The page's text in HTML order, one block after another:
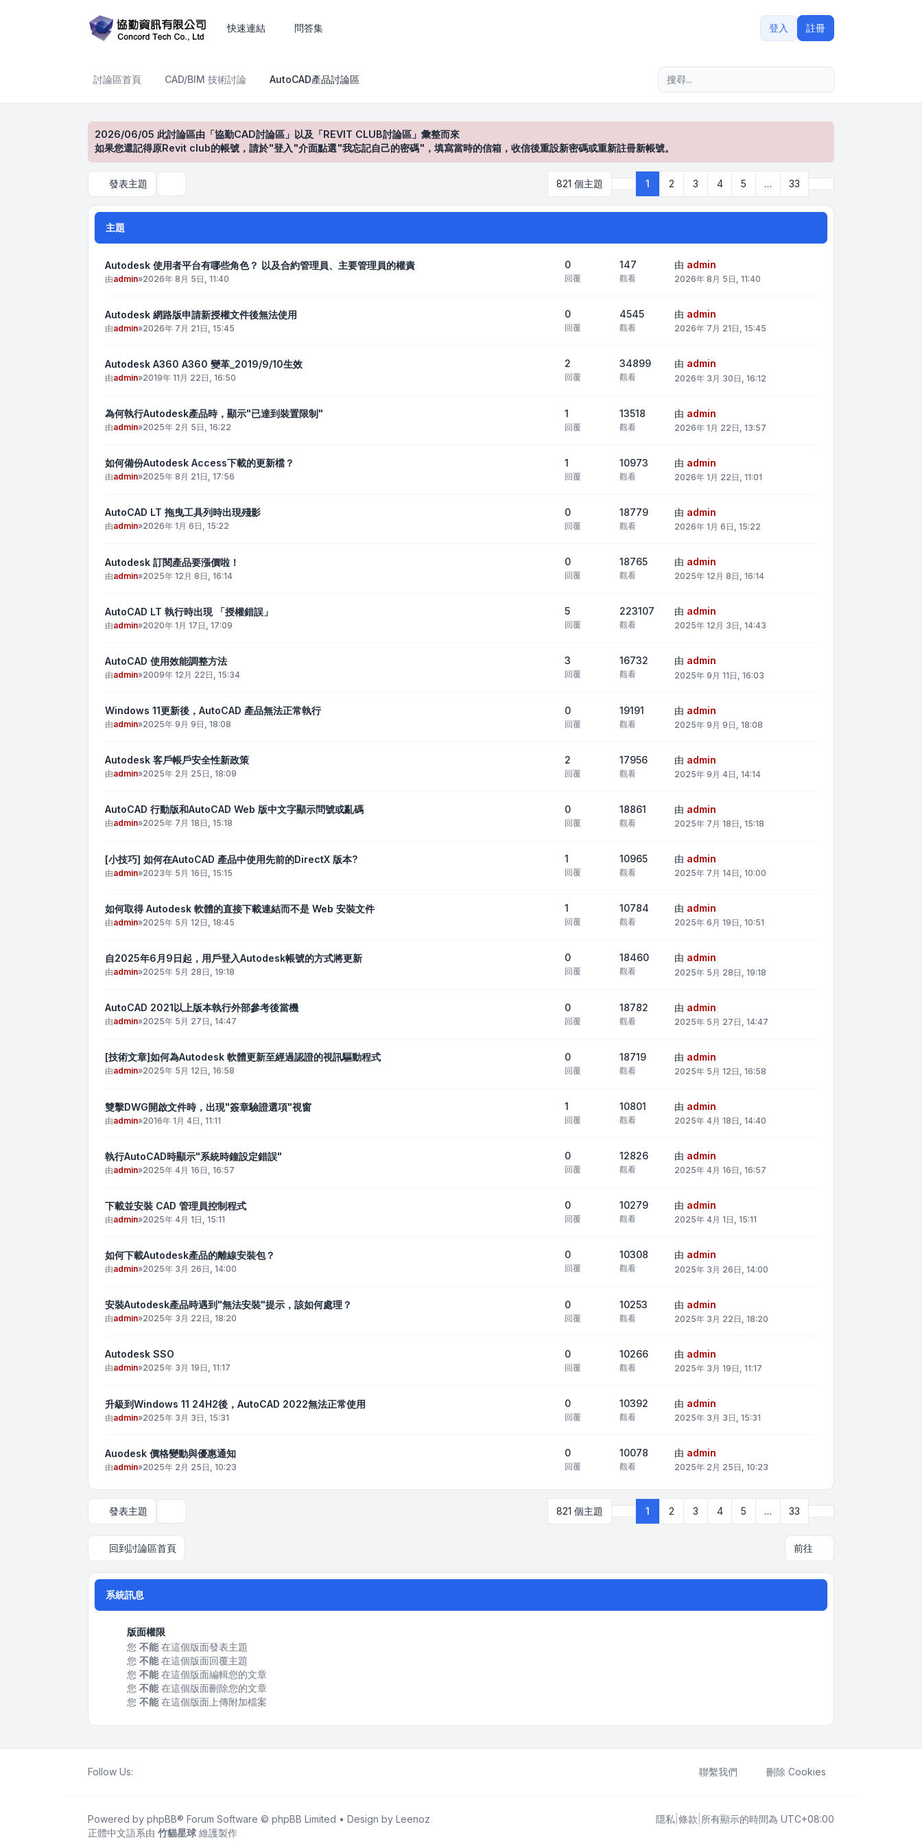
快速連結 問答集 登入 註冊
討論區首頁 CAD/BIM 技術討論 AutoCAD產品討論區
2026/06/05 此討論區由「協勤CAD討論區」以及「REVIT CLUB討論區」彙整而來
如果您還記得原Revit club的帳號，請於"登入"介面點選"我忘記自己的密碼"，填寫當時的信箱，收信後重設新密碼或重新註冊新帳號。
發表主題 821 個主題 第1 頁 (共 33 頁)
1 2 3 4 5 … 33
主題
Autodesk 使用者平台有哪些角色？ 以及合約管理員、主要管理員的權責
由admin»2026年 8月 5日, 11:40
0
回覆
147
觀看
由 admin
2026年 8月 5日, 11:40
Autodesk 網路版申請新授權文件後無法使用
由admin»2026年 7月 21日, 15:45
0
回覆
4545
觀看
由 admin
2026年 7月 21日, 15:45
Autodesk A360 A360 變革_2019/9/10生效
由admin»2019年 11月 22日, 16:50
2
回覆
34899
觀看
由 admin
2026年 3月 30日, 16:12
為何執行Autodesk產品時，顯示"已達到裝置限制"
由admin»2025年 2月 5日, 16:22
1
回覆
13518
觀看
由 admin
2026年 1月 22日, 13:57
如何備份Autodesk Access下載的更新檔？
由admin»2025年 8月 21日, 17:56
1
回覆
10973
觀看
由 admin
2026年 1月 22日, 11:01
AutoCAD LT 拖曳工具列時出現殘影
由admin»2026年 1月 6日, 15:22
0
回覆
18779
觀看
由 admin
2026年 1月 6日, 15:22
Autodesk 訂閱產品要漲價啦！
由admin»2025年 12月 8日, 16:14
0
回覆
18765
觀看
由 admin
2025年 12月 8日, 16:14
AutoCAD LT 執行時出現 「授權錯誤」
由admin»2020年 1月 17日, 17:09
5
回覆
223107
觀看
由 admin
2025年 12月 3日, 14:43
AutoCAD 使用效能調整方法
由admin»2009年 12月 22日, 15:34
3
回覆
16732
觀看
由 admin
2025年 9月 11日, 16:03
Windows 11更新後，AutoCAD 產品無法正常執行
由admin»2025年 9月 9日, 18:08
0
回覆
19191
觀看
由 admin
2025年 9月 9日, 18:08
Autodesk 客戶帳戶安全性新政策
由admin»2025年 2月 25日, 18:09
2
回覆
17956
觀看
由 admin
2025年 9月 4日, 14:14
AutoCAD 行動版和AutoCAD Web 版中文字顯示問號或亂碼
由admin»2025年 7月 18日, 15:18
0
回覆
18861
觀看
由 admin
2025年 7月 18日, 15:18
[小技巧] 如何在AutoCAD 產品中使用先前的DirectX 版本?
由admin»2023年 5月 16日, 15:15
1
回覆
10965
觀看
由 admin
2025年 7月 14日, 10:00
如何取得 Autodesk 軟體的直接下載連結而不是 Web 安裝文件
由admin»2025年 5月 12日, 18:45
1
回覆
10784
觀看
由 admin
2025年 6月 19日, 10:51
自2025年6月9日起，用戶登入Autodesk帳號的方式將更新
由admin»2025年 5月 28日, 19:18
0
回覆
18460
觀看
由 admin
2025年 5月 28日, 19:18
AutoCAD 2021以上版本執行外部參考後當機
由admin»2025年 5月 27日, 14:47
0
回覆
18782
觀看
由 admin
2025年 5月 27日, 14:47
[技術文章]如何為Autodesk 軟體更新至經過認證的視訊驅動程式
由admin»2025年 5月 12日, 16:58
0
回覆
18719
觀看
由 admin
2025年 5月 12日, 16:58
雙擊DWG開啟文件時，出現"簽章驗證選項"視窗
由admin»2016年 1月 4日, 11:11
1
回覆
10801
觀看
由 admin
2025年 4月 18日, 14:40
執行AutoCAD時顯示"系統時鐘設定錯誤"
由admin»2025年 4月 16日, 16:57
0
回覆
12826
觀看
由 admin
2025年 4月 16日, 16:57
下載並安裝 CAD 管理員控制程式
由admin»2025年 4月 1日, 15:11
0
回覆
10279
觀看
由 admin
2025年 4月 1日, 15:11
如何下載Autodesk產品的離線安裝包？
由admin»2025年 3月 26日, 14:00
0
回覆
10308
觀看
由 admin
2025年 3月 26日, 14:00
安裝Autodesk產品時遇到"無法安裝"提示，該如何處理？
由admin»2025年 3月 22日, 18:20
0
回覆
10253
觀看
由 admin
2025年 3月 22日, 18:20
Autodesk SSO
由admin»2025年 3月 19日, 11:17
0
回覆
10266
觀看
由 admin
2025年 3月 19日, 11:17
升級到Windows 11 24H2後，AutoCAD 2022無法正常使用
由admin»2025年 3月 3日, 15:31
0
回覆
10392
觀看
由 admin
2025年 3月 3日, 15:31
Auodesk 價格變動與優惠通知
由admin»2025年 2月 25日, 10:23
0
回覆
10078
觀看
由 admin
2025年 2月 25日, 10:23
發表主題 821 個主題 第1 頁 (共 33 頁)
1 2 3 4 5 … 33
回到討論區首頁 前往
系統訊息
版面權限
您 不能在這個版面發表主題
您 不能在這個版面回覆主題
您 不能在這個版面編輯您的文章
您 不能在這個版面刪除您的文章
您 不能在這個版面上傳附加檔案
Follow Us: 聯繫我們 刪除 Cookies
Powered by phpBB® Forum Software © phpBB Limited • Design by Leenoz
正體中文語系由 竹貓星球 維護製作
隱私 條款 所有顯示的時間為 UTC+08:00